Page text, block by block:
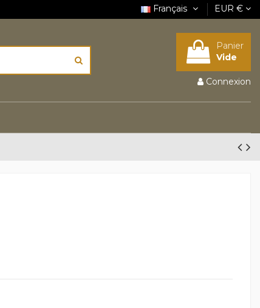
Français EUR €
Panier
Vide
Connexion